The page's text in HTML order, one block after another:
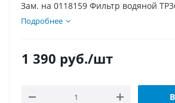
Зам. на 0118159 Фильтр водяной
Подробнее
1 390 руб./шт